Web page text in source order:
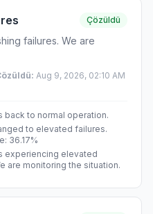
Çözüldü
failures. We are
: Aug 9, 2026, 02:10 AM
back to normal operation.
to elevated failures.
36.17%
experiencing elevated
are monitoring the situation.